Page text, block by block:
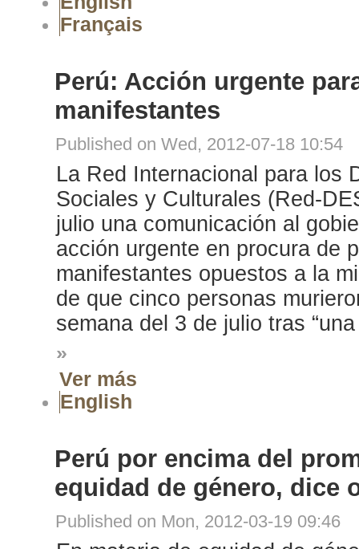
Français
Perú: Acción urgente
manifestantes
Published on Wed, 2012-07-18 10:54
La Red Internacional para los
Sociales y Culturales (Red-
julio una comunicación al
acción urgente en procura de
manifestantes opuestos a la
de que cinco personas
semana del 3 de julio tras
»
Ver más
English
Perú por encima del
equidad de género, dice
Published on Mon, 2012-03-19 09:46